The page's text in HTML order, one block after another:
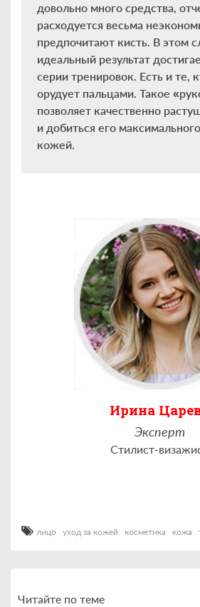
довольно много средства,
расходуется весьма
предпочитают кисть. В этом
идеальный результат
серии тренировок. Есть и те,
орудует пальцами. Такое
позволяет качественно
и добиться его
кожей.
Ирина
Эксперт
Стилист-
лицо уход за кожей косметика кожа
Читайте по теме